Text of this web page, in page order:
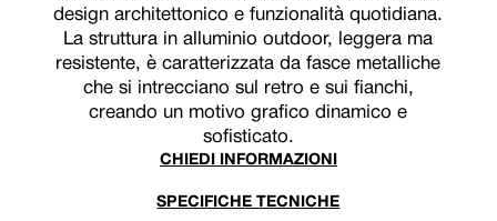
design architettonico e funzionalità quotidiana.
La struttura in alluminio outdoor, leggera ma
resistente, è caratterizzata da fasce metalliche
che si intrecciano sul retro e sui fianchi,
creando un motivo grafico dinamico e
sofisticato.
CHIEDI INFORMAZIONI
SPECIFICHE TECNICHE